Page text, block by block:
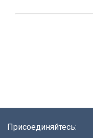
Присоединяйтесь: